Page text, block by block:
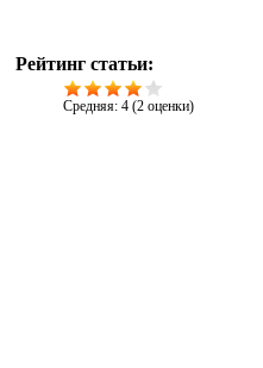
Рейтинг статьи:
Средняя:4 (2 оценки)